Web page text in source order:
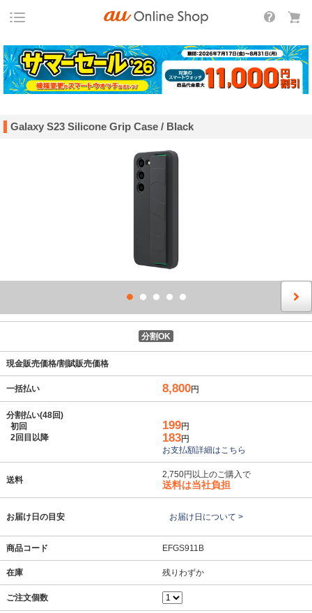
Galaxy S23 Silicone Grip Case / Black
分割OK
現金販売価格/割賦販売価格
一括払い 8,800円
分割払い(48回)
初回
2回目以降
199円
183円
お支払額詳細はこちら
送料
2,750円以上のご購入で
送料は当社負担
お届け日の目安 お届け日について >
商品コード EFGS911B
在庫 残りわずか
ご注文個数